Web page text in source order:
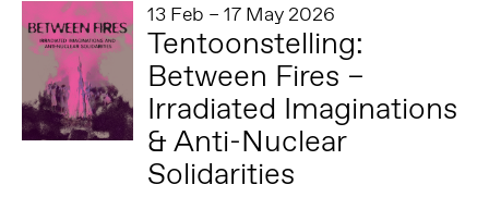
13 Feb – 17 May 2026
Tentoonstelling:
Between Fires –
Irradiated Imaginations
& Anti-Nuclear
Solidarities